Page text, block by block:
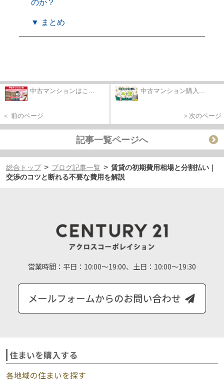
のか？
▼ まとめ
中古マンションはこ...
＜ 前のページ
中古マンション購入...
＞次のページ
記事一覧ページへ
総合トップ > ブログ記事一覧 > 賃貸の初期費用相場と分割払い｜
交渉のコツと断れる不要な費用を解説
営業時間： 平日：10:00～19:00、土日：10:00～19:30
住まいを購入する
各地域の住まいを探す